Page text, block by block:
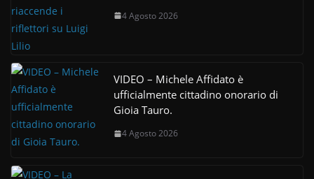
4 Agosto 2026
VIDEO – Michele Affidato è
ufficialmente cittadino onorario di
Gioia Tauro.
4 Agosto 2026